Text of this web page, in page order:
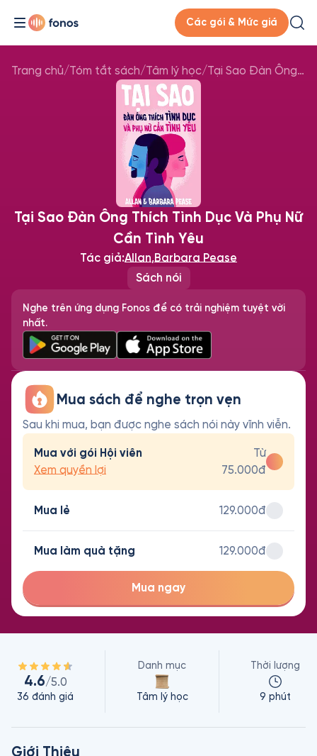
Các gói & Mức giá
Trang chủ/Tóm tắt sách/Tâm lý học/ Tại Sao Đàn Ông Thích Tình Dục Và Phụ Nữ Cần Tình Yêu
Sách nói
Tại Sao Đàn Ông Thích Tình Dục Và Phụ Nữ
Cần Tình Yêu
Tác giả:Allan,Barbara Pease
Nghe trên ứng dụng Fonos để có trải nghiệm tuyệt vời
nhất.
Mua sách để nghe trọn vẹn
Sau khi mua, bạn được nghe sách nói này vĩnh viễn.
Mua với gói Hội viên
Xem quyền lợi
Từ
75.000đ
Mua lẻ 129.000đ
Mua làm quà tặng 129.000đ
Mua ngay
4.6/5.0
36 đánh giá
Danh mục
Tâm lý học
Thời lượng
9 phút
Giới Thiệu